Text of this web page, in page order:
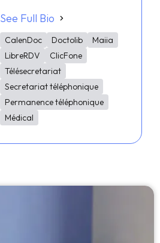
See Full Bio
CalenDoc Doctolib
Maiia
LibreRDV
ClicFone
Télésecretariat
Secretariat téléphonique
Permanence téléphonique
Médical